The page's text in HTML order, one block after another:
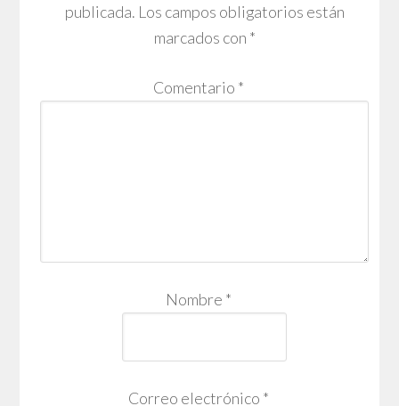
publicada. Los campos obligatorios están
marcados con *
Comentario *
Nombre *
Correo electrónico *